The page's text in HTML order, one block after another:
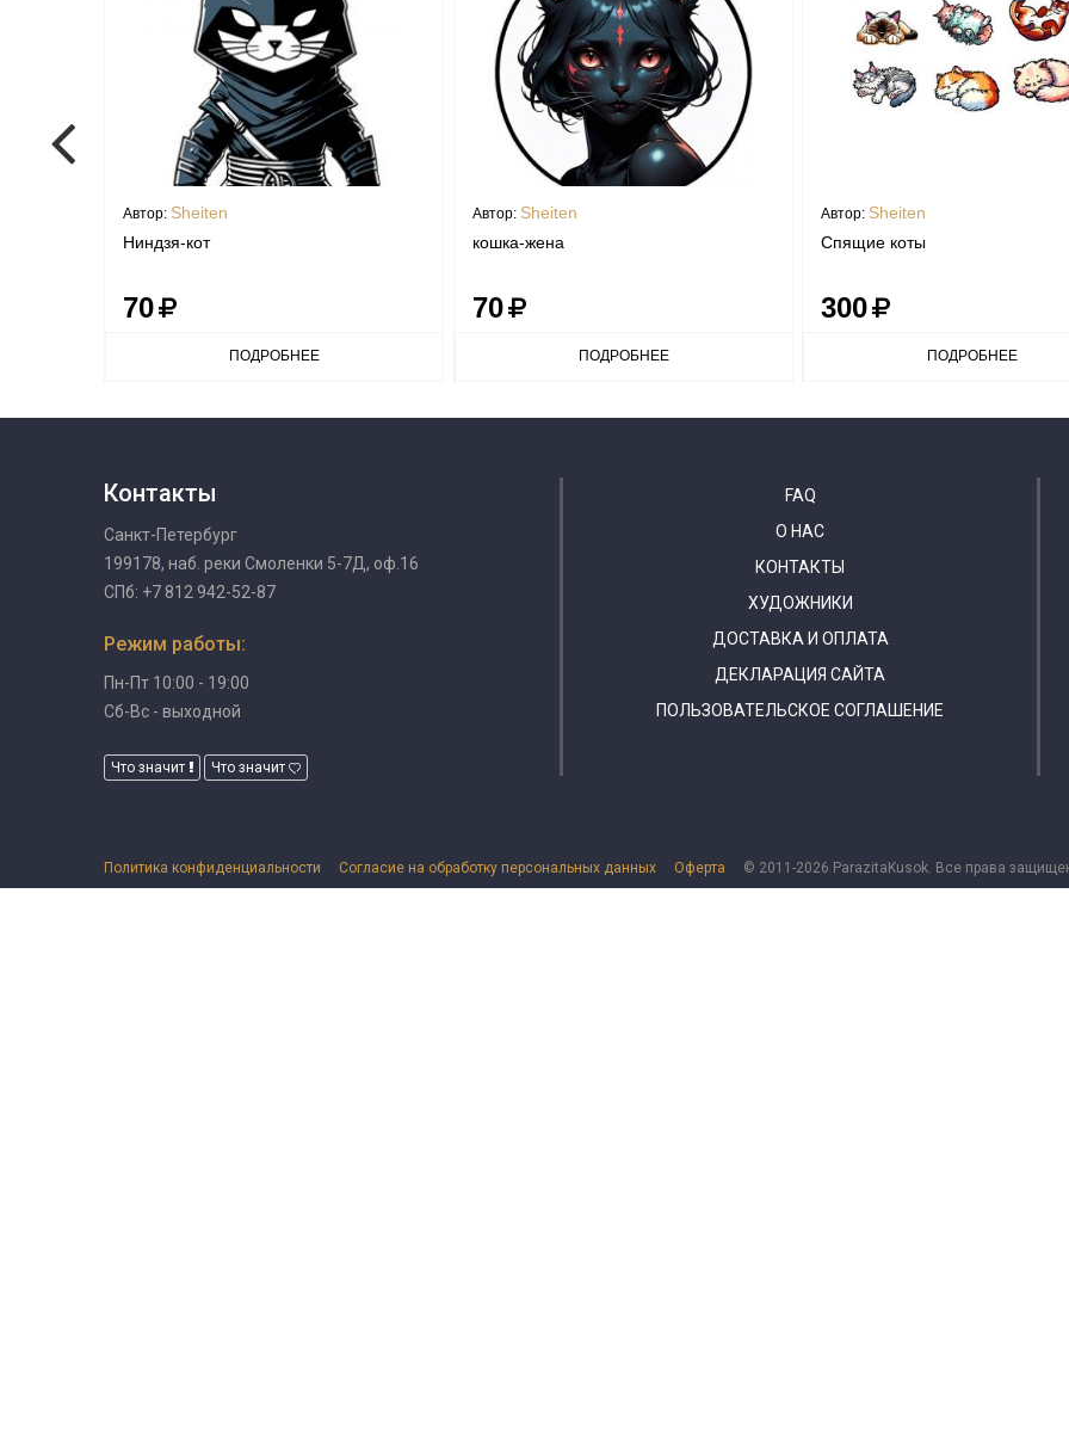
Автор: Sheiten
Ниндзя-кот
70
ПОДРОБНЕЕ
Автор: Sheiten
кошка-жена
70
ПОДРОБНЕЕ
Автор: Sheiten
Спящие коты
300
ПОДРОБНЕЕ
Контакты
Санкт-Петербург
199178, наб. реки Смоленки 5-7Д, оф.16
СПб: +7 812 942-52-87
Режим работы:
Пн-Пт 10:00 - 19:00
Сб-Вс - выходной
Что значит Что значит
FAQ
О НАС
КОНТАКТЫ
ХУДОЖНИКИ
ДОСТАВКА И ОПЛАТА
ДЕКЛАРАЦИЯ САЙТА
ПОЛЬЗОВАТЕЛЬСКОЕ СОГЛАШЕНИЕ
Политика конфиденциальности Согласие на обработку персональных данных Оферта © 2011-2026 ParazitaKusok. Все права